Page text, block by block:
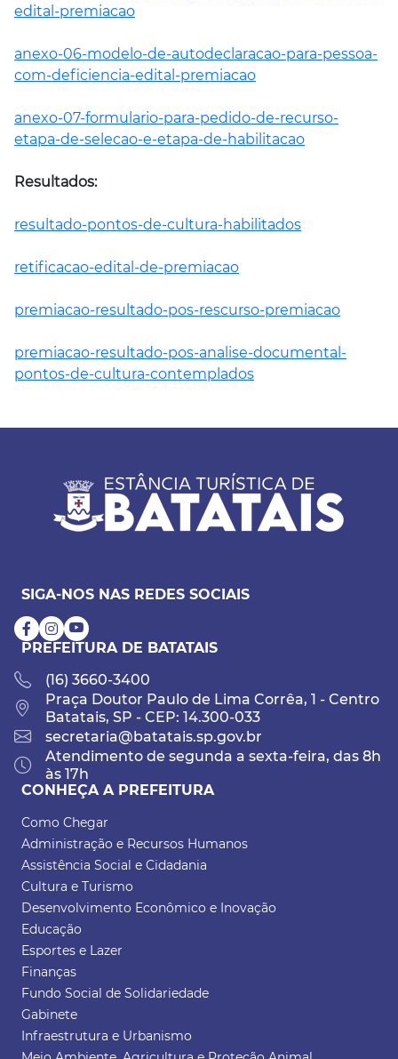
edital-premiacao
anexo-06-modelo-de-autodeclaracao-para-pessoa-
com-deficiencia-edital-premiacao
anexo-07-formulario-para-pedido-de-recurso-
etapa-de-selecao-e-etapa-de-habilitacao
Resultados:
resultado-pontos-de-cultura-habilitados
retificacao-edital-de-premiacao
premiacao-resultado-pos-rescurso-premiacao
premiacao-resultado-pos-analise-documental-
pontos-de-cultura-contemplados
SIGA-NOS NAS REDES SOCIAIS
PREFEITURA DE BATATAIS
(16) 3660-3400
Praça Doutor Paulo de Lima Corrêa, 1 - Centro
Batatais, SP - CEP: 14.300-033
secretaria@batatais.sp.gov.br
Atendimento de segunda a sexta-feira, das 8h
às 17h
CONHEÇA A PREFEITURA
Como Chegar
Administração e Recursos Humanos
Assistência Social e Cidadania
Cultura e Turismo
Desenvolvimento Econômico e Inovação
Educação
Esportes e Lazer
Finanças
Fundo Social de Solidariedade
Gabinete
Infraestrutura e Urbanismo